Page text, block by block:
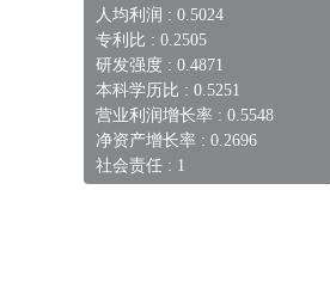
人均利润 : 0.5024
专利比 : 0.2505
研发强度 : 0.4871
本科学历比 : 0.5251
营业利润增长率 : 0.5548
净资产增长率 : 0.2696
社会责任 : 1